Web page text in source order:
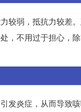
较弱，抵抗力较差
，不用过于担心，
发炎症，从而导致